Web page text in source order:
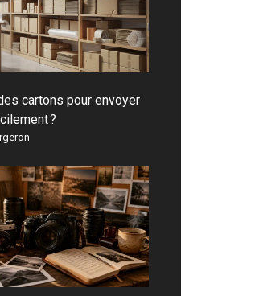
cartons pour envoyer
?